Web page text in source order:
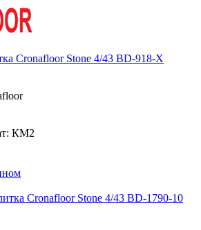
Cronafloor Stone 4/43 BD-918-X
КМ2